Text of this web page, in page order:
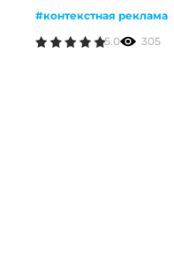
#контекстная реклама
5.0
305